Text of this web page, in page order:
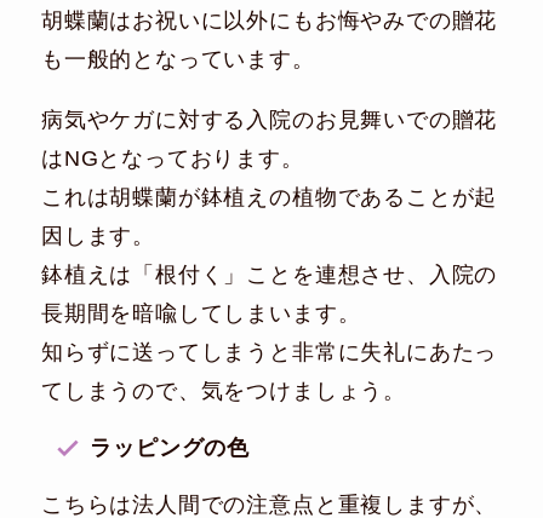
胡蝶蘭はお祝いに以外にもお悔やみでの贈花
も一般的となっています。
病気やケガに対する入院のお見舞いでの贈花
はNGとなっております。
これは胡蝶蘭が鉢植えの植物であることが起
因します。
鉢植えは「根付く」ことを連想させ、入院の
長期間を暗喩してしまいます。
知らずに送ってしまうと非常に失礼にあたっ
てしまうので、気をつけましょう。
ラッピングの色
こちらは法人間での注意点と重複しますが、